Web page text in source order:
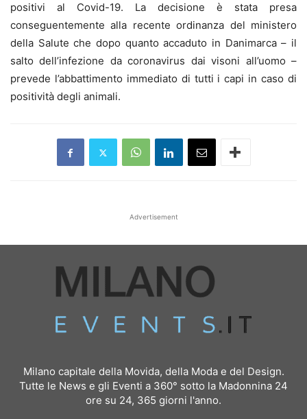
positivi al Covid-19. La decisione è stata presa
conseguentemente alla recente ordinanza del ministero
della Salute che dopo quanto accaduto in Danimarca – il
salto dell’infezione da coronavirus dai visoni all’uomo –
prevede l’abbattimento immediato di tutti i capi in caso di
positività degli animali.
Advertisement
Milano capitale della Movida, della Moda e del Design.
Tutte le News e gli Eventi a 360° sotto la Madonnina 24
ore su 24, 365 giorni l'anno.